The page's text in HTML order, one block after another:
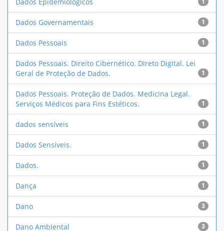
Dados Governamentais 1
Dados Pessoais 1
Dados Pessoais. Direito Cibernético. Direto Digital. Lei
Geral de Proteção de Dados.
1
Dados Pessoais. Proteção de Dados. Medicina Legal.
Serviços Médicos para Fins Estéticos.
1
dados sensíveis 1
Dados Sensíveis. 1
Dados. 1
Dança 1
Dano 3
Dano Ambiental 3